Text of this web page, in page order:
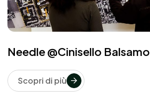
Needle @Cinisello Balsamo
Scopri di più